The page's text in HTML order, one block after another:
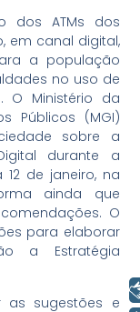
dos ATMs dos
em canal digital,
a população
no uso de
O Ministério da
Públicos (MGI)
sobre a
durante a
de janeiro, na
ainda que
O
para elaborar
a Estratégia
as sugestões e